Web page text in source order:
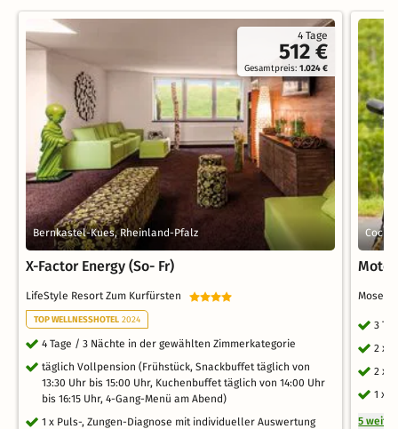
4 Tage
512 €
Gesamtpreis:1.024 €
Bernkastel-Kues, Rheinland-Pfalz
X-Factor Energy (So- Fr)
LifeStyle Resort Zum Kurfürsten
TOP WELLNESSHOTEL 2024
4 Tage / 3 Nächte in der gewählten Zimmerkategorie
täglich Vollpension (Frühstück, Snackbuffet täglich von
13:30 Uhr bis 15:00 Uhr, Kuchenbuffet täglich von 14:00 Uhr
bis 16:15 Uhr, 4-Gang-Menü am Abend)
1 x Puls-, Zungen-Diagnose mit individueller Auswertung
3
2 x
2 x
1 x
5